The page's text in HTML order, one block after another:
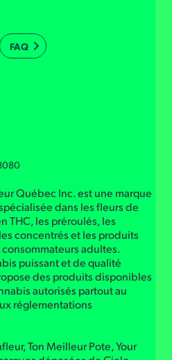
FAQ
Québec Inc. est une marque
dans les fleurs de
THC, les préroulés, les
concentrés et les produits
adultes.
puissant et de qualité
des produits disponibles
autorisés partout au
réglementations
Ton Meilleur Pote, Your